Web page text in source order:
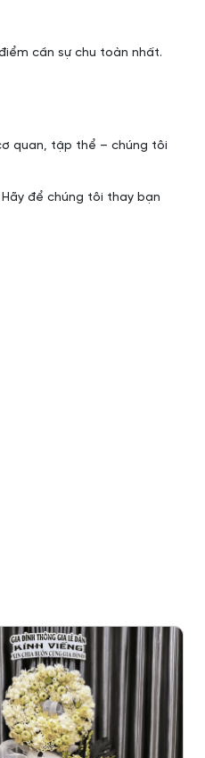
cần sự chu toàn nhất.
quan, tập thể – chúng tôi
để chúng tôi thay bạn